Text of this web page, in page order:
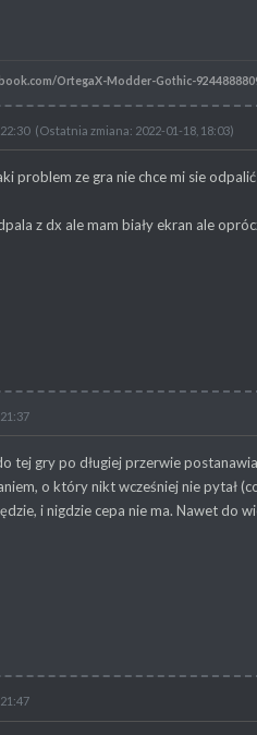
OrtegaX-Modder-Gothic-
(Ostatnia zmiana: 2022-01-18, 18:03)
problem ze gra nie chce mi sie
z dx ale mam biały ekran ale
tej gry po długiej przerwie
o który nikt wcześniej nie pytał
i nigdzie cepa nie ma. Nawet do